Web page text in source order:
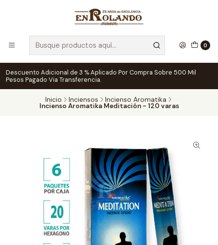
0
Descuento Adicional de 3 % Aplicado Por Compra Sobre 500 Mil
Pesos Pagado Via Transferencia.
Inicio Inciensos Incienso Aromatika
Incienso Aromatika Meditación - 120 varas